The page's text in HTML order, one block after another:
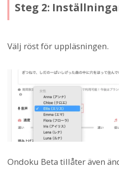
Steg 2:
Välj röst för uppläsningen.
Ondoku Beta tillåter även